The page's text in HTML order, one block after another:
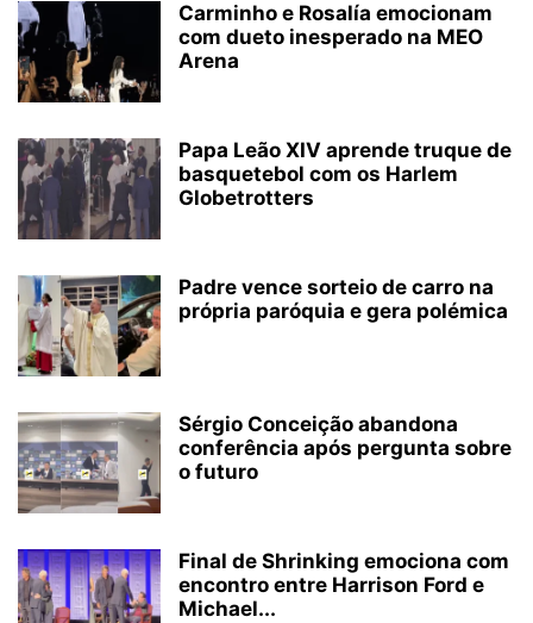
Carminho e Rosalía emocionam
com dueto inesperado na MEO
Arena
Papa Leão XIV aprende truque de
basquetebol com os Harlem
Globetrotters
Padre vence sorteio de carro na
própria paróquia e gera polémica
Sérgio Conceição abandona
conferência após pergunta sobre
o futuro
Final de Shrinking emociona com
encontro entre Harrison Ford e
Michael...